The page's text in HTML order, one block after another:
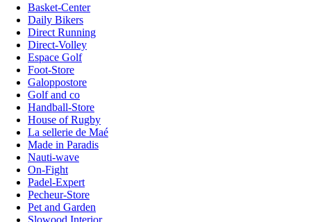
Basket-Center
Daily Bikers
Direct Running
Direct-Volley
Espace Golf
Foot-Store
Galoppostore
Golf and co
Handball-Store
House of Rugby
La sellerie de Maé
Made in Paradis
Nauti-wave
On-Fight
Padel-Expert
Pecheur-Store
Pet and Garden
Slowood Interior